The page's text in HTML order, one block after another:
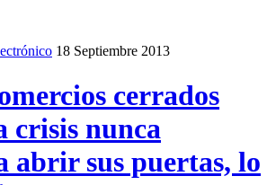
18 Septiembre 2013
cerrados
crisis nunca
abrir sus puertas, lo